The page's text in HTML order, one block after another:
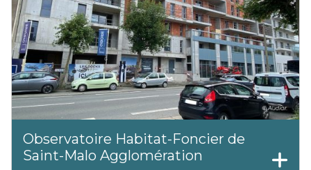
Observatoire Habitat-Foncier de
Saint-Malo Agglomération